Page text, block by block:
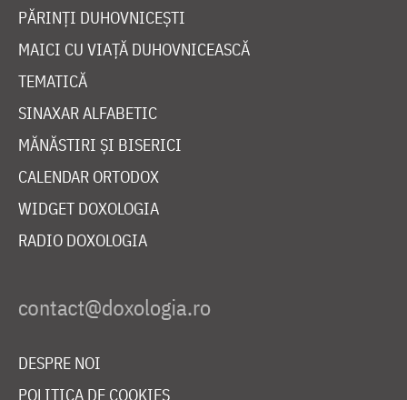
PĂRINȚI DUHOVNICEȘTI
MAICI CU VIAȚĂ DUHOVNICEASCĂ
TEMATICĂ
SINAXAR ALFABETIC
MĂNĂSTIRI ȘI BISERICI
CALENDAR ORTODOX
WIDGET DOXOLOGIA
RADIO DOXOLOGIA
DESPRE NOI
POLITICA DE COOKIES